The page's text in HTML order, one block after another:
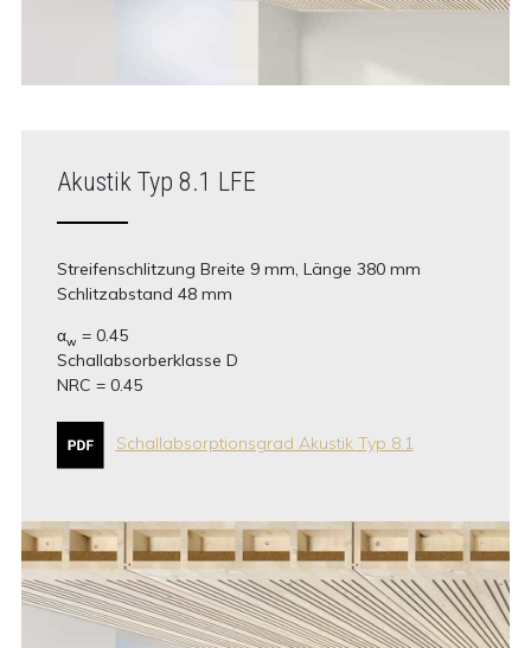
Akustik Typ 8.1 LFE
Streifenschlitzung Breite 9 mm, Länge 380 mm
Schlitzabstand 48 mm
αw = 0.45
Schallabsorberklasse D
NRC = 0.45
Schallabsorptionsgrad Akustik Typ 8.1